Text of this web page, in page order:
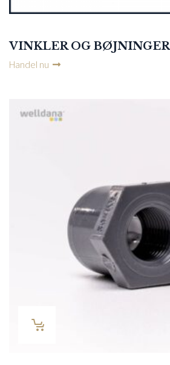
VINKLER OG BØJNINGER
Handel nu